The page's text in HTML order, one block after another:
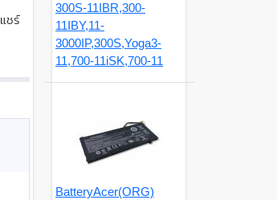
แชร์
300S-11IBR,300-
11IBY,11-
3000IP,300S,Yoga3-
11,700-11iSK,700-11
BatteryAcer(ORG)